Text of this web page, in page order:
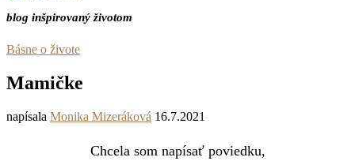
blog inšpirovaný životom
Básne o živote
Mamičke
napísala Monika Mizeráková 16.7.2021
Chcela som napísať poviedku,